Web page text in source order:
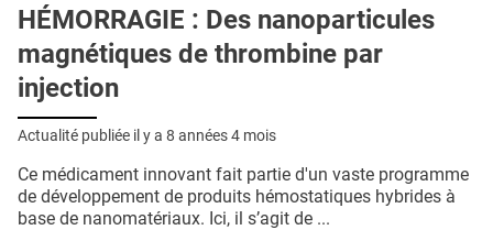
E-REVUE SAD
THÉMA
L'APP
PUBLICITÉ
en
HÉMORRAGIE : Des nanoparticules
magnétiques de thrombine par
injection
Actualité publiée il y a 8 années 4 mois
Ce médicament innovant fait partie d'un vaste programme
de développement de produits hémostatiques hybrides à
base de nanomatériaux. Ici, il s’agit de ...